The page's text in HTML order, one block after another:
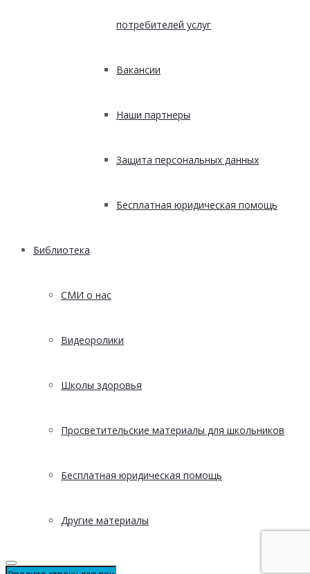
потребителей услуг
Вакансии
Наши партнеры
Защита персональных данных
Бесплатная юридическая помощь
Библиотека
СМИ о нас
Видеоролики
Школы здоровья
Просветительские материалы для школьников
Бесплатная юридическая помощь
Другие материалы